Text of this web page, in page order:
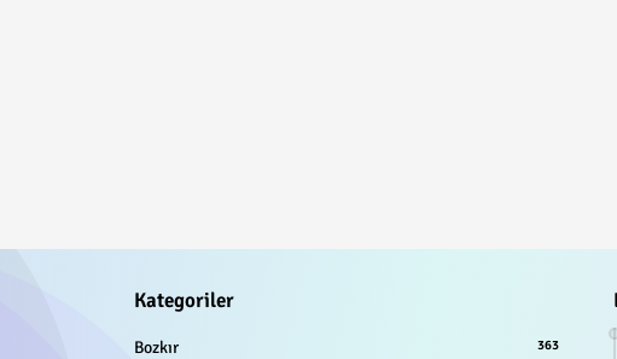
Kategoriler
Bozkır 363